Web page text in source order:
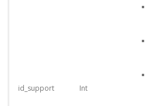
id_support Int